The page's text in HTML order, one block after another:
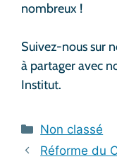
nombreux !
Suivez-nous sur
à partager avec
Institut.
Catégories
Non classé
Réforme du